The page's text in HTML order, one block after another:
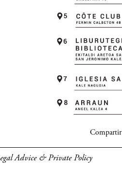
Compartir
Advice & Private Policy